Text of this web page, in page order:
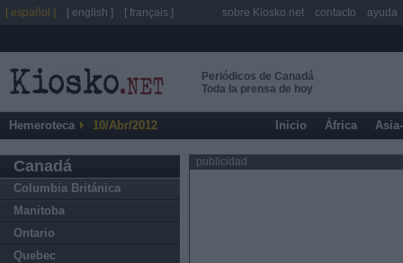
Periódicos de Canadá
Toda la prensa de hoy
Hemeroteca 10/Abr/2012 Inicio África
Canadá
Columbia Británica
Manitoba
Ontario
Quebec
publicidad
[ español ] [ english ] [ français ] sobre Kiosko.net contacto ayuda